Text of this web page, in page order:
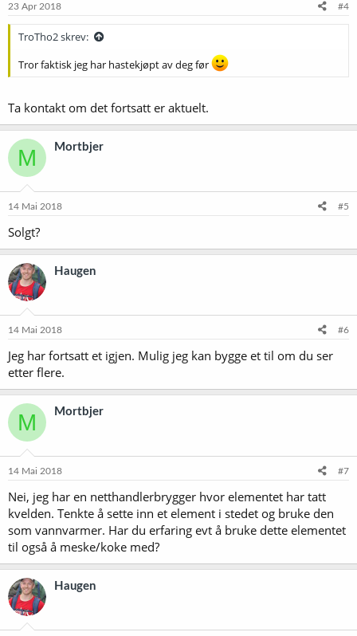
23 Apr 2018 #4
TroTho2 skrev:
Tror faktisk jeg har hastekjøpt av deg før
Ta kontakt om det fortsatt er aktuelt.
M Mortbjer
14 Mai 2018 #5
Solgt?
Haugen
14 Mai 2018 #6
Jeg har fortsatt et igjen. Mulig jeg kan bygge et til om du ser
etter flere.
M Mortbjer
14 Mai 2018 #7
Nei, jeg har en netthandlerbrygger hvor elementet har tatt
kvelden. Tenkte å sette inn et element i stedet og bruke den
som vannvarmer. Har du erfaring evt å bruke dette elementet
til også å meske/koke med?
Haugen